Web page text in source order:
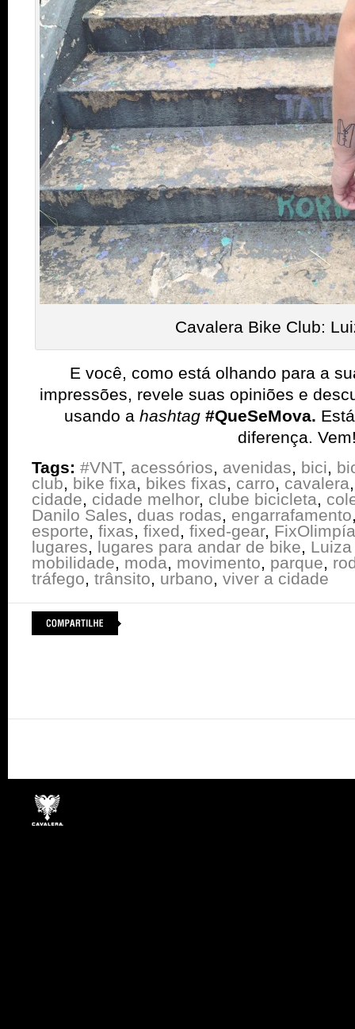
Cavalera Bike Club:
E você, como está olhando para a
impressões, revele suas opiniões e
usando a hashtag #QueSeMova.
diferença.
Tags: #VNT, acessórios, avenidas, bici,
club, bike fixa, bikes fixas, carro, cavalera
cidade, cidade melhor, clube bicicleta,
Danilo Sales, duas rodas, engarrafamento
esporte, fixas, fixed, fixed-gear,
lugares, lugares para andar de bike,
mobilidade, moda, movimento, parque,
tráfego, trânsito, urbano, viver a cidade